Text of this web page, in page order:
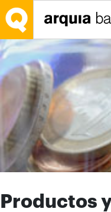
Saltar al contenido
Productos